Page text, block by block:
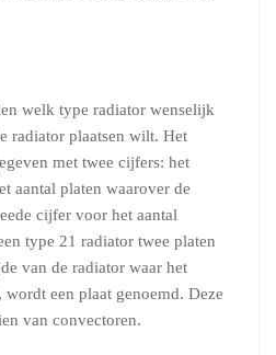
welk type radiator wenselijk
radiator plaatsen wilt. Het
met twee cijfers: het
aantal platen waarover de
cijfer voor het aantal
type 21 radiator twee platen
van de radiator waar het
een plaat genoemd. Deze
van convectoren.